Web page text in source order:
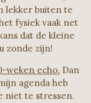
lekker buiten te
fysiek vaak net
dat de kleine
zonde zijn!
weken echo. Dan
agenda heb
niet te stressen.